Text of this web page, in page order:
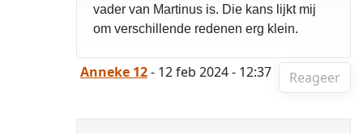
vader van Martinus is. Die kans lijkt mij
om verschillende redenen erg klein.
Reageer
Anneke 12- 12 feb 2024 - 12:37